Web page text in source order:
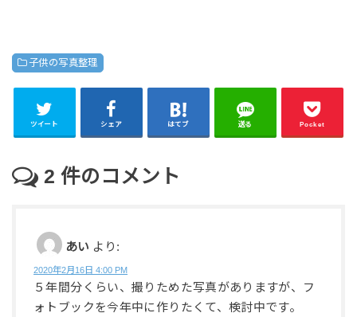
子供の写真整理
ツイート シェア はてブ 送る Pocket
2 件のコメント
あい より:
2020年2月16日 4:00 PM
５年間分くらい、撮りためた写真がありますが、フ
ォトブックを今年中に作りたくて、検討中です。